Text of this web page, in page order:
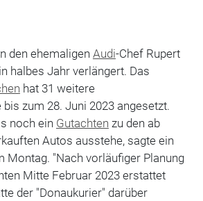
den ehemaligen Audi-Chef Rupert
halbes Jahr verlängert. Das
hat 31 weitere
zum 28. Juni 2023 angesetzt.
noch ein Gutachten zu den ab
Autos ausstehe, sagte ein
Montag. "Nach vorläufiger Planung
Mitte Februar 2023 erstattet
der "Donaukurier" darüber